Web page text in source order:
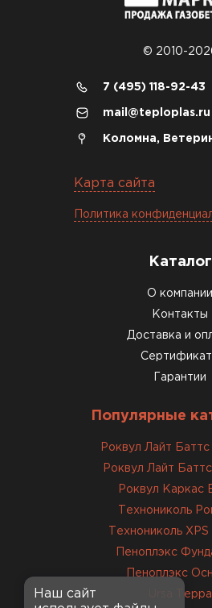
© 2010-
7 (495) 118-92-43
mail@teploplas.ru
Коломна,
Карта сайта
Политика
Каталог
О компании
Контакты
Доставка и
Гарантии
Популярные
Роквул Лайт Баттс
Роквул Лайт
Роквул Каркас
Технониколь
Технониколь XPS
Пеноплэкс
Пеноплэкс
Ursa Терра
Наш сайт